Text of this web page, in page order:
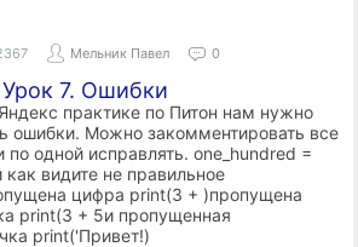
Мельник Павел 0
7. Ошибки
практике по Питон нам нужно
ошибки. Можно закомментировать все
по одной исправлять. one_hundred =
видите не правильное
цифра print(3 + )пропущена
print(3 + 5и пропущенная
print('Привет!)